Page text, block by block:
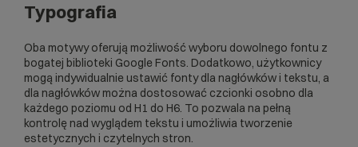
Typografia
Oba motywy oferują możliwość wyboru dowolnego fontu z
bogatej biblioteki Google Fonts. Dodatkowo, użytkownicy
mogą indywidualnie ustawić fonty dla nagłówków i tekstu, a
dla nagłówków można dostosować czcionki osobno dla
każdego poziomu od H1 do H6. To pozwala na pełną
kontrolę nad wyglądem tekstu i umożliwia tworzenie
estetycznych i czytelnych stron.